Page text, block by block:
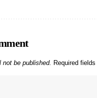
not be published. Required